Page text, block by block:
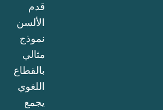
قدم
الألسن
نموذج
مثالي
بالقطاع
اللغوي
يجمع